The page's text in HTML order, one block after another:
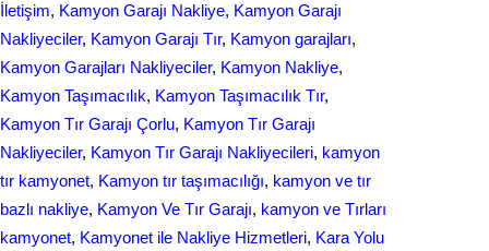
İletişim, Kamyon Garajı Nakliye, Kamyon Garajı
Nakliyeciler, Kamyon Garajı Tır, Kamyon garajları
Kamyon Garajları Nakliyeciler, Kamyon Nakliye
Kamyon Taşımacılık, Kamyon Taşımacılık Tır
Kamyon Tır Garajı Çorlu, Kamyon Tır Garajı
Nakliyeciler, Kamyon Tır Garajı Nakliyecileri, kamyon
tır kamyonet, Kamyon tır taşımacılığı, kamyon ve tır
bazlı nakliye, Kamyon Ve Tır Garajı, kamyon ve Tırları
kamyonet, Kamyonet ile Nakliye Hizmetleri, Kara Yolu